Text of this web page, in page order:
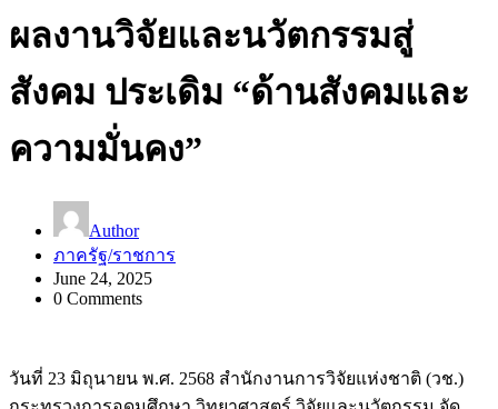
ผลงานวิจัยและนวัตกรรมสู่
สังคม ประเดิม “ด้านสังคมและ
ความมั่นคง”
Author
ภาครัฐ/ราชการ
June 24, 2025
0 Comments
วันที่ 23 มิถุนายน พ.ศ. 2568 สำนักงานการวิจัยแห่งชาติ (วช.)